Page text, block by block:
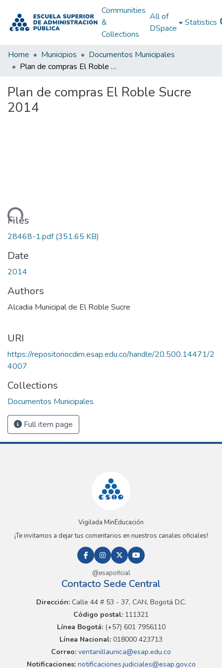
Communities
&
Collections
All of
DSpace
Statistics
Home Municipios
Documentos Municipales
Plan de compras El Roble Sucre 2014
Plan de compras El Roble Sucre
2014
Files
28468-1.pdf(351.65 KB)
Date
2014
Authors
Alcadia Municipal de El Roble Sucre
URI
https://repositoriocdim.esap.edu.co/handle/20.500.14471/2
4007
Collections
Documentos Municipales
Full item page
Vigilada MinEducación
¡Te invitamos a dejar tus comentarios en nuestros canales oficiales!
@esapoficial
Contacto Sede Central
Dirección:Calle 44 # 53 - 37, CAN, Bogotá D.C.
Código postal: 111321
Línea Bogotá:(+57) 601 7956110
Línea Nacional: 018000 423713
Correo: ventanillaunica@esap.edu.co
Notificaciones:notificaciones.judiciales@esap.gov.co